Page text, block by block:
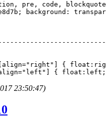
pre, code,
{
{ float:left;
23:50:47)